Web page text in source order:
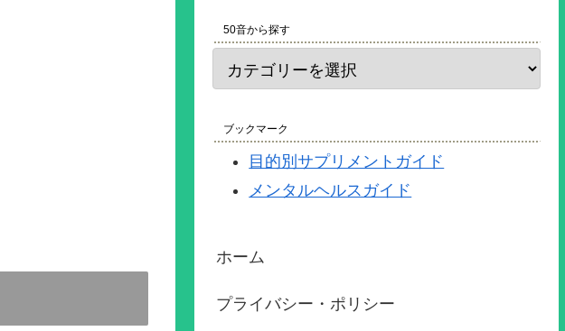
50音から探す
ブックマーク
目的別サプリメントガイド
メンタルヘルスガイド
ホーム
プライバシー・ポリシー